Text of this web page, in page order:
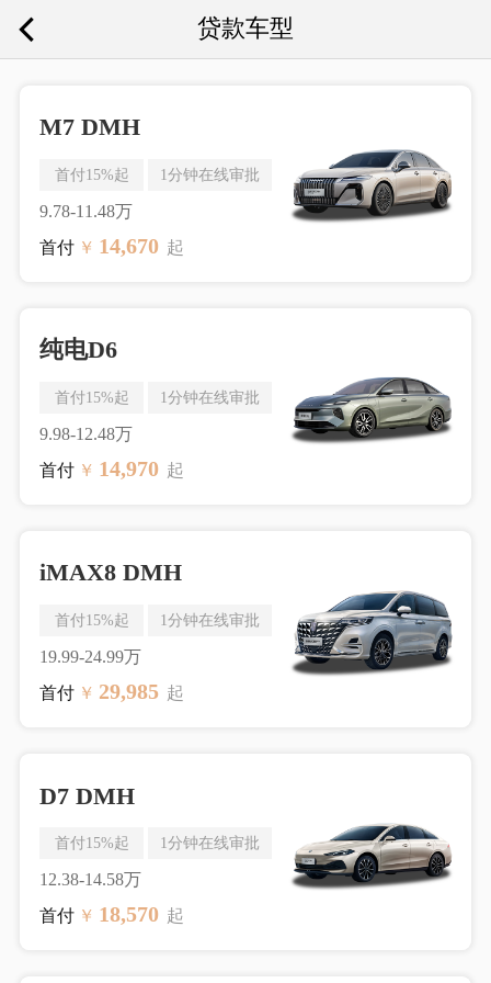
贷款车型
M7 DMH
首付15%起 1分钟在线审批
9.78-11.48万
首付 ￥ 14,670 起
纯电D6
首付15%起 1分钟在线审批
9.98-12.48万
首付 ￥ 14,970 起
iMAX8 DMH
首付15%起 1分钟在线审批
19.99-24.99万
首付 ￥ 29,985 起
D7 DMH
首付15%起 1分钟在线审批
12.38-14.58万
首付 ￥ 18,570 起